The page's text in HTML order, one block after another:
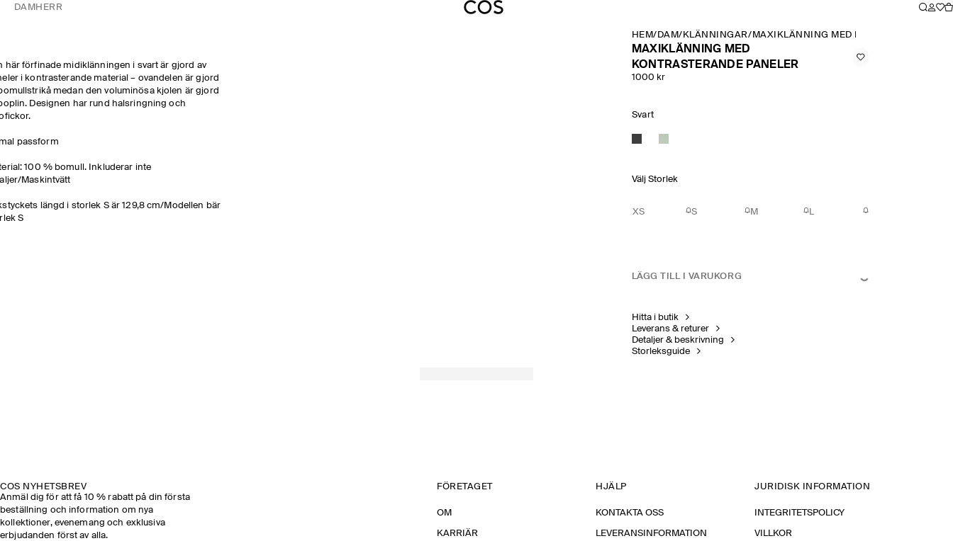
DAM HERR
här förfinade midiklänningen i svart är gjord av
i kontrasterande material – ovandelen är gjord
medan den voluminösa kjolen är gjord
Designen har rund halsringning och
passform
100 % bomull. Inkluderar inte
Maskintvätt
längd i storlek S är 129,8 cm/Modellen bär
S
HEM/ DAM/ KLÄNNINGAR/ MAXIKLÄNNING MED KONTRASTERANDE
MAXIKLÄNNING MED
KONTRASTERANDE PANELER
1000 kr
Svart
Välj Storlek
XS S M L
LÄGG TILL I VARUKORG
Hitta i butik
Leverans & returer
Detaljer & beskrivning
Storleksguide
COS NYHETSBREV
Anmäl dig för att få 10 % rabatt på din första
beställning och information om nya
kollektioner, evenemang och exklusiva
erbjudanden först av alla.
FÖRETAGET
OM
KARRIÄR
HJÄLP
KONTAKTA OSS
LEVERANSINFORMATION
JURIDISK INFORMATION
INTEGRITETSPOLICY
VILLKOR